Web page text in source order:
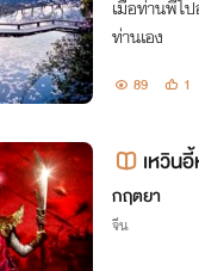
เมื่อท่านพี่ไ
ท่านเอง
89 1
เหวิน
กฤตยา
จีน